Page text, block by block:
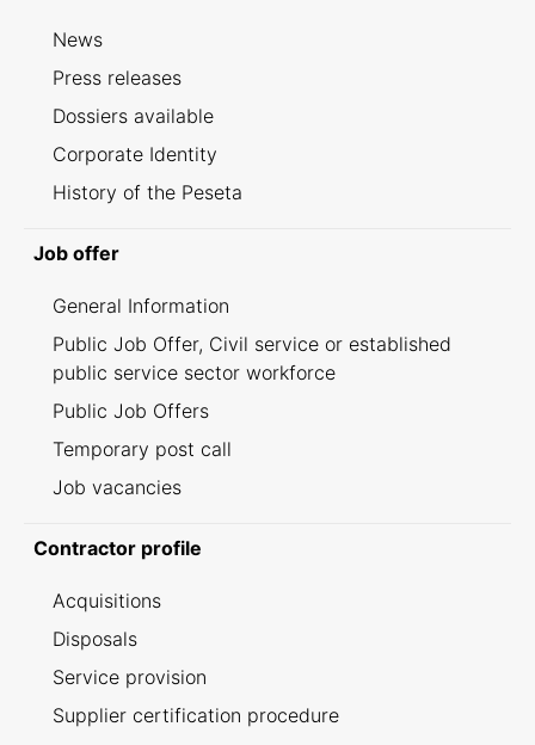
News
Press releases
Dossiers available
Corporate Identity
History of the Peseta
Job offer
General Information
Public Job Offer, Civil service or established
public service sector workforce
Public Job Offers
Temporary post call
Job vacancies
Contractor profile
Acquisitions
Disposals
Service provision
Supplier certification procedure